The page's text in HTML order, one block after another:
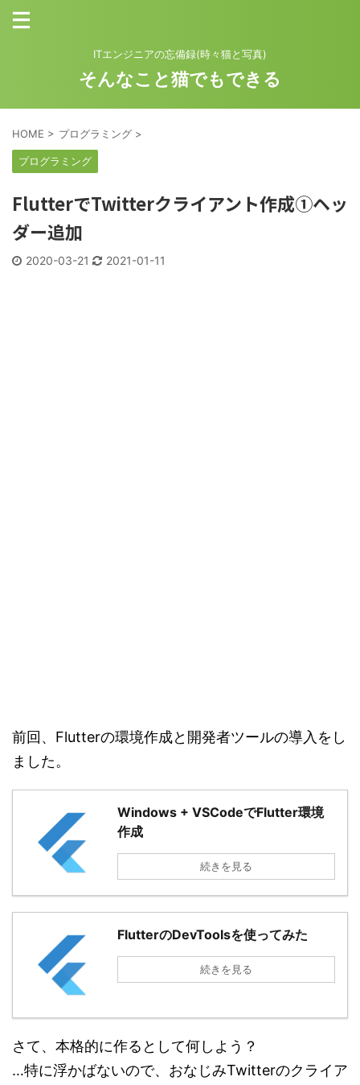
ITエンジニアの忘備録(時々猫と写真)
そんなこと猫でもできる
HOME > プログラミング >
プログラミング
FlutterでTwitterクライアント作成①ヘッ
ダー追加
2020-03-21 2021-01-11
前回、Flutterの環境作成と開発者ツールの導入をし
ました。
Windows + VSCodeでFlutter環境
作成
続きを見る
FlutterのDevToolsを使ってみた
続きを見る
さて、本格的に作るとして何しよう？
…特に浮かばないので、おなじみTwitterのクライア